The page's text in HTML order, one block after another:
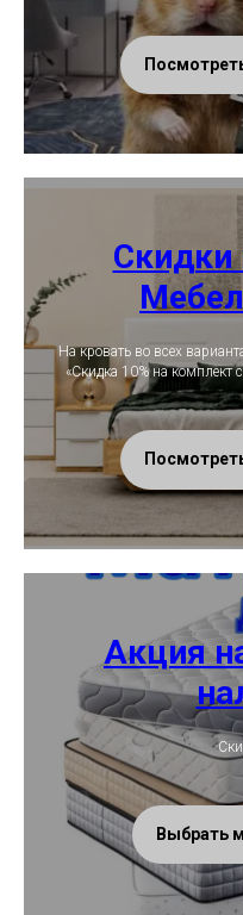
Скидки
На кровать во всех
«Скидка 10% на комплект
Акция
Выбрать